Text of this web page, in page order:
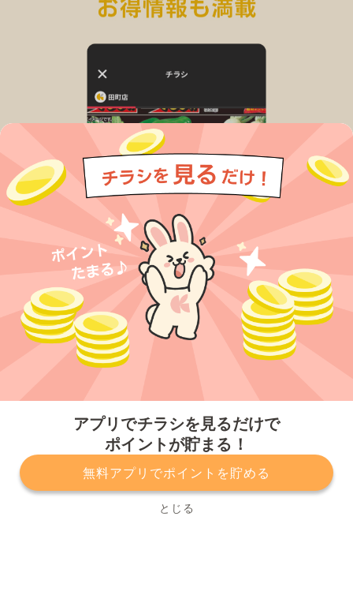
アプリでチラシを見るだけで
ポイントが貯まる！
無料アプリでポイントを貯める
とじる
プライバシーポリシー 利用規約
運営会社
サービスに関してのお問い合わせ